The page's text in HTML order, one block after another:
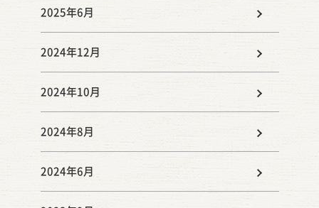
2025年6月
2024年12月
2024年10月
2024年8月
2024年6月